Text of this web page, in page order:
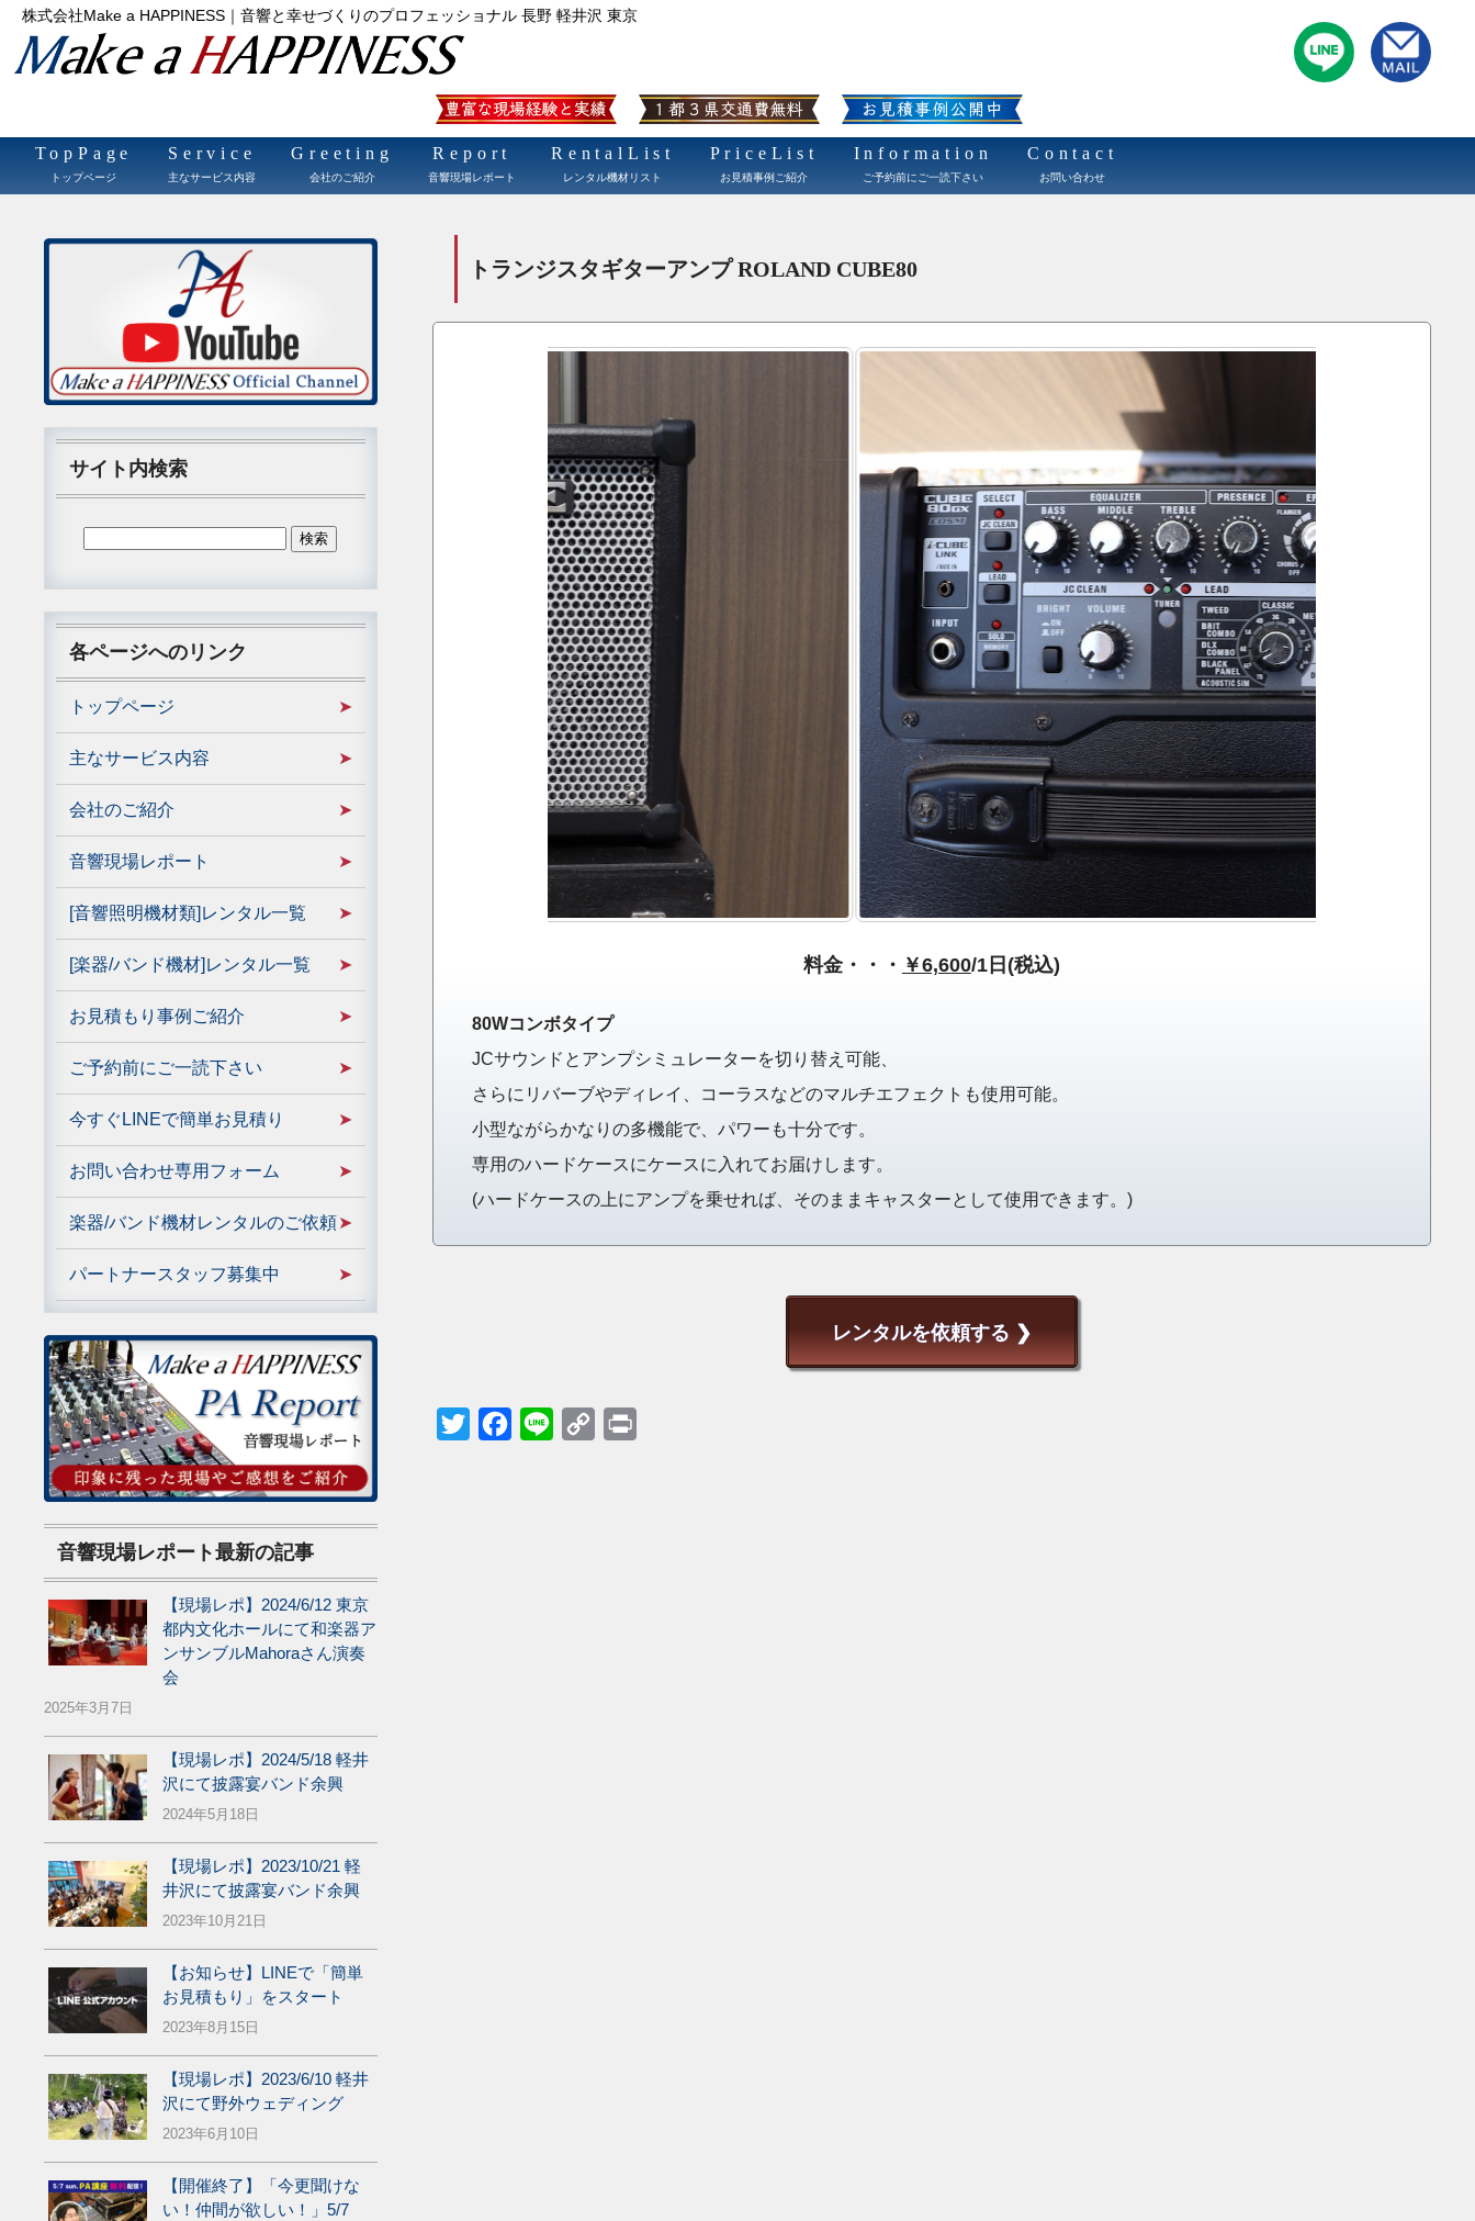
株式会社Make a HAPPINESS｜音響と幸せづくりのプロフェッショナル 長野 軽井沢 東京
TopPage
トップページ
Service
主なサービス内容
Greeting
会社のご紹介
Report
音響現場レポート
RentalList
レンタル機材リスト
PriceList
お見積事例ご紹介
Information
ご予約前にご一読下さい
Contact
お問い合わせ
トランジスタギターアンプ ROLAND CUBE80
料金・・・ ￥6,600/1日(税込)
80Wコンボタイプ
JCサウンドとアンプシミュレーターを切り替え可能、
さらにリバーブやディレイ、コーラスなどのマルチエフェクトも使用可能。
小型ながらかなりの多機能で、パワーも十分です。
専用のハードケースにケースに入れてお届けします。
(ハードケースの上にアンプを乗せれば、そのままキャスターとして使用できます。)
レンタルを依頼する ❯
Twitter Facebook
Line
Copy
サイト内検索
各ページへのリンク
トップページ
主なサービス内容
会社のご紹介
音響現場レポート
[音響照明機材類]レンタル一覧
[楽器/バンド機材]レンタル一覧
お見積もり事例ご紹介
ご予約前にご一読下さい
今すぐLINEで簡単お見積り
お問い合わせ専用フォーム
楽器/バンド機材レンタルのご依頼
パートナースタッフ募集中
音響現場レポート最新の記事
【現場レポ】2024/6/12 東京
都内文化ホールにて和楽器ア
ンサンブルMahoraさん演奏
会
2025年3月7日
【現場レポ】2024/5/18 軽井
沢にて披露宴バンド余興
2024年5月18日
【現場レポ】2023/10/21 軽
井沢にて披露宴バンド余興
2023年10月21日
【お知らせ】LINEで「簡単
お見積もり」をスタート
2023年8月15日
【現場レポ】2023/6/10 軽井
沢にて野外ウェディング
2023年6月10日
【開催終了】「今更聞けな
い！仲間が欲しい！」5/7